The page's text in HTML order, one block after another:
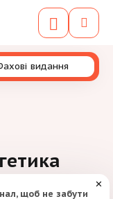
видання
щоб не забути
✕